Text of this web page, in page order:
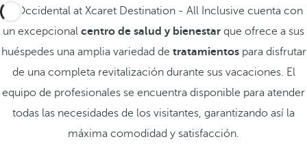
El Occidental at Xcaret Destination - All Inclusive cuenta con
un excepcional centro de salud y bienestar que ofrece a sus
huéspedes una amplia variedad de tratamientospara disfrutar
de una completa revitalización durante sus vacaciones. El
equipo de profesionales se encuentra disponible para atender
todas las necesidades de los visitantes, garantizando así la
máxima comodidad y satisfacción.